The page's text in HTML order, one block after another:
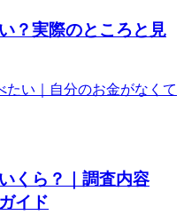
？実際のところと見
くら？｜調査内容
イド